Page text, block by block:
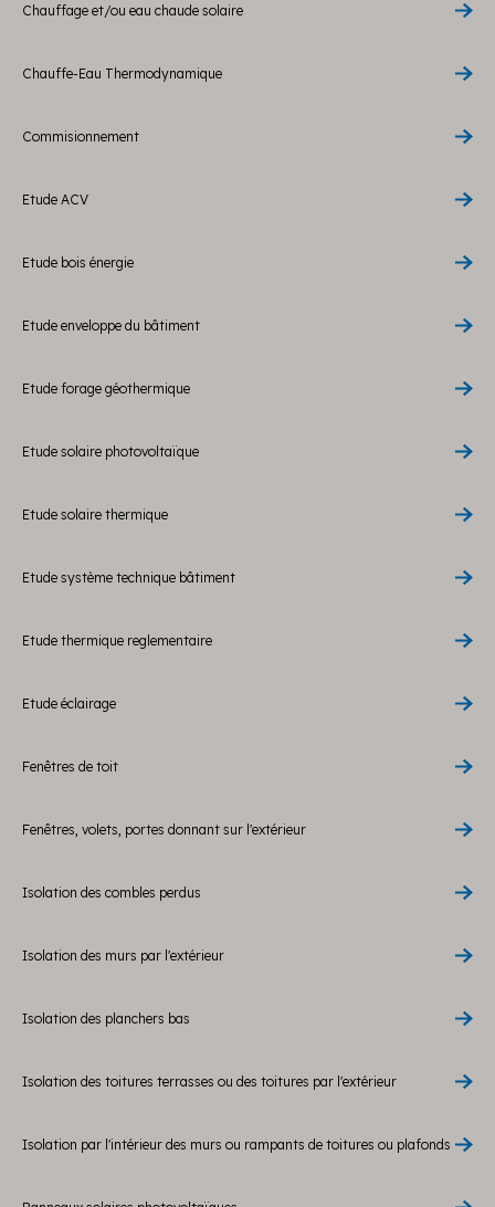
Chauffage et/ou eau chaude solaire
Chauffe-Eau Thermodynamique
Commisionnement
Etude ACV
Etude bois énergie
Etude enveloppe du bâtiment
Etude forage géothermique
Etude solaire photovoltaïque
Etude solaire thermique
Etude système technique bâtiment
Etude thermique reglementaire
Etude éclairage
Fenêtres de toit
Fenêtres, volets, portes donnant sur l'extérieur
Isolation des combles perdus
Isolation des murs par l'extérieur
Isolation des planchers bas
Isolation des toitures terrasses ou des toitures par l'extérieur
Isolation par l'intérieur des murs ou rampants de toitures ou plafonds